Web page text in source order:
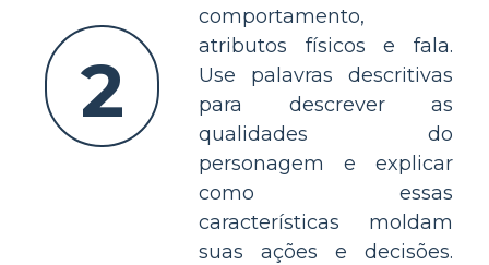
2
comportamento,
atributos físicos e fala.
Use palavras descritivas
para descrever as
qualidades do
personagem e explicar
como essas
características moldam
suas ações e decisões.